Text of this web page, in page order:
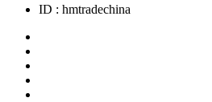
ID : hmtradechina